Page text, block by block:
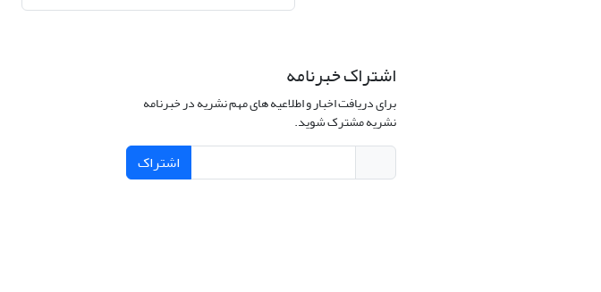
اشتراک خبرنامه
برای دریافت اخبار و اطلاعیه های مهم نشریه در خبرنامه
نشریه مشترک شوید.
اشتراک